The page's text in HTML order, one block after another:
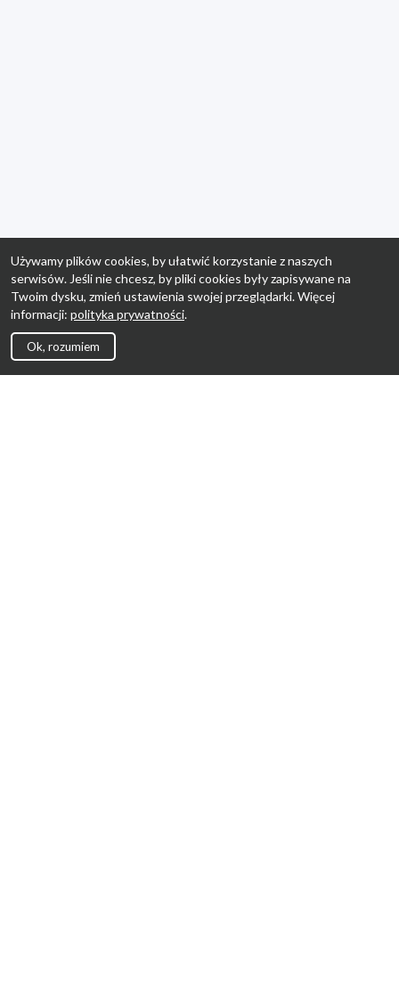
Używamy plików cookies, by ułatwić korzystanie z naszych
serwisów. Jeśli nie chcesz, by pliki cookies były zapisywane na
Twoim dysku, zmień ustawienia swojej przeglądarki. Więcej
informacji: polityka prywatności.
Ok, rozumiem